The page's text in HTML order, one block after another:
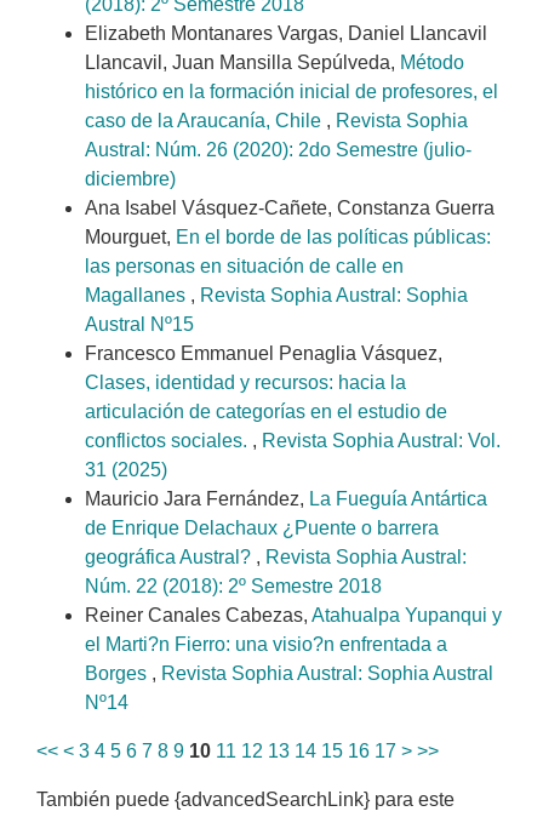
(2018): 2º Semestre 2018
Elizabeth Montanares Vargas, Daniel Llancavil
Llancavil, Juan Mansilla Sepúlveda, Método
histórico en la formación inicial de profesores, el
caso de la Araucanía, Chile , Revista Sophia
Austral: Núm. 26 (2020): 2do Semestre (julio-
diciembre)
Ana Isabel Vásquez-Cañete, Constanza Guerra
Mourguet, En el borde de las políticas públicas:
las personas en situación de calle en
Magallanes , Revista Sophia Austral: Sophia
Austral Nº15
Francesco Emmanuel Penaglia Vásquez,
Clases, identidad y recursos: hacia la
articulación de categorías en el estudio de
conflictos sociales. , Revista Sophia Austral: Vol.
31 (2025)
Mauricio Jara Fernández, La Fueguía Antártica
de Enrique Delachaux ¿Puente o barrera
geográfica Austral? , Revista Sophia Austral:
Núm. 22 (2018): 2º Semestre 2018
Reiner Canales Cabezas, Atahualpa Yupanqui y
el Marti?n Fierro: una visio?n enfrentada a
Borges , Revista Sophia Austral: Sophia Austral
Nº14
<< < 3 4 5 6 7 8 9 10 11 12 13 14 15 16 17 > >>
También puede {advancedSearchLink} para este